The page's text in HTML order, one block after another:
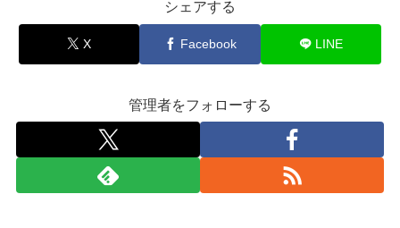
シェアする
X Facebook LINE
管理者をフォローする